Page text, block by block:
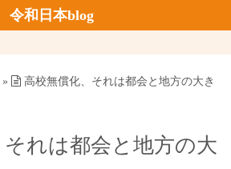
令和日本blog
»
高校無償化、それは都会と地方の大き
れは都会と地方の大